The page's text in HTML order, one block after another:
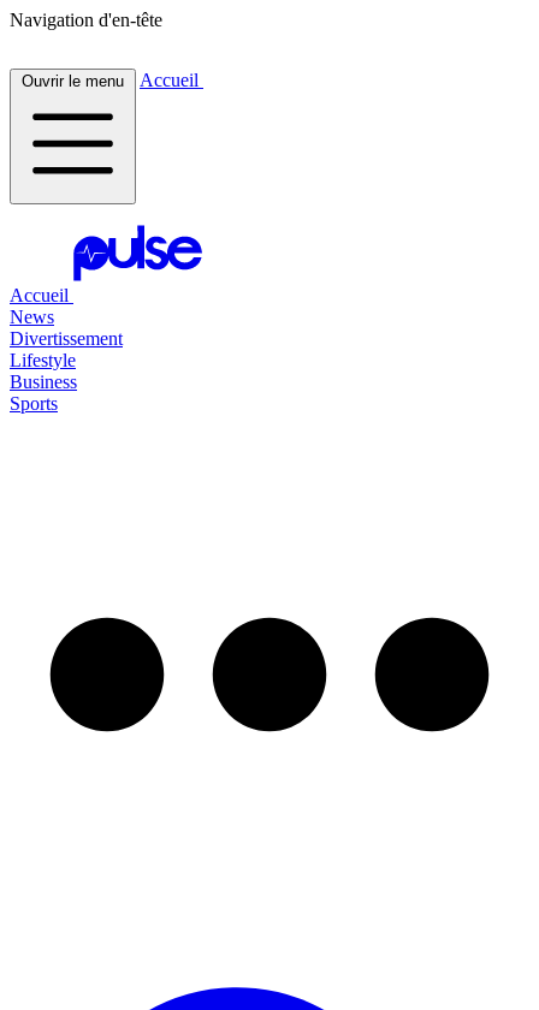
Navigation d'en-tête
Ouvrir le menu Accueil
Accueil
News
Divertissement
Lifestyle
Business
Sports